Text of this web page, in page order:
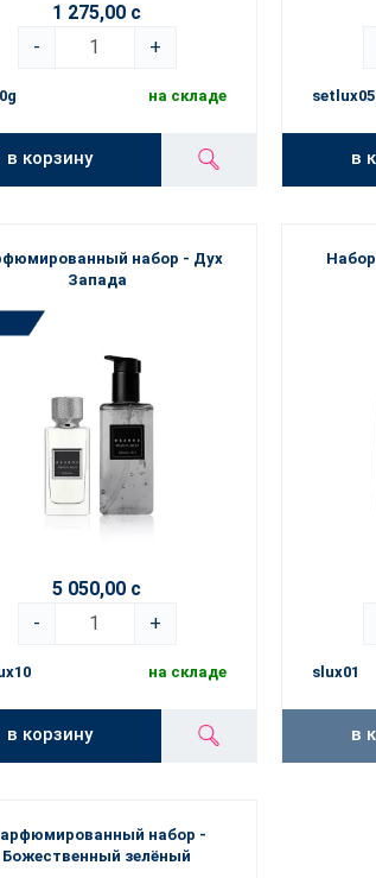
1 275,00 с
-
+
на складе
в корзину
setlux05
в
набор - Дух
Запада
5 050,00 с
-
+
на складе
в корзину
slux01
в
набор -
Божественный зелёный